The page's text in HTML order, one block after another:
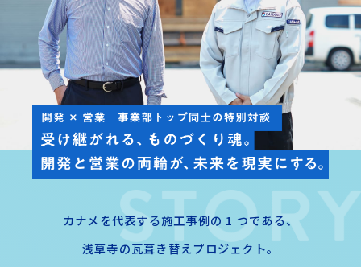
カナメを代表する施工事例の 1 つである、
浅草寺の瓦葺き替えプロジェクト。